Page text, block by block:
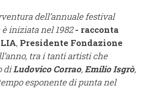
dell’annuale festival
iniziata nel 1982 - racconta
, Presidente Fondazione
tra i tanti artisti che
diLudovico Corrao,Emilio Isgrò,
esponente di punta nel